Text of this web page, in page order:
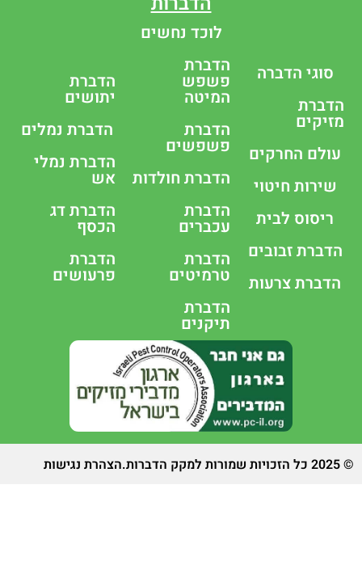
סוגי הדברה
הדברת
מזיקים
עולם החרקים
שירות חיטוי
ריסוס לבית
הדברת זבובים
הדברת צרעות
לוכד נחשים
הדברת
פשפש
המיטה
הדברת
פשפשים
הדברת חולדות
הדברת
עכברים
הדברת
טרמיטים
הדברת
תיקנים
הדברת
יתושים
הדברת נמלים
הדברת נמלי
אש
הדברת דג
הכסף
הדברת
פרעושים
שמורות למקק הדברות. הצהרת נגישות